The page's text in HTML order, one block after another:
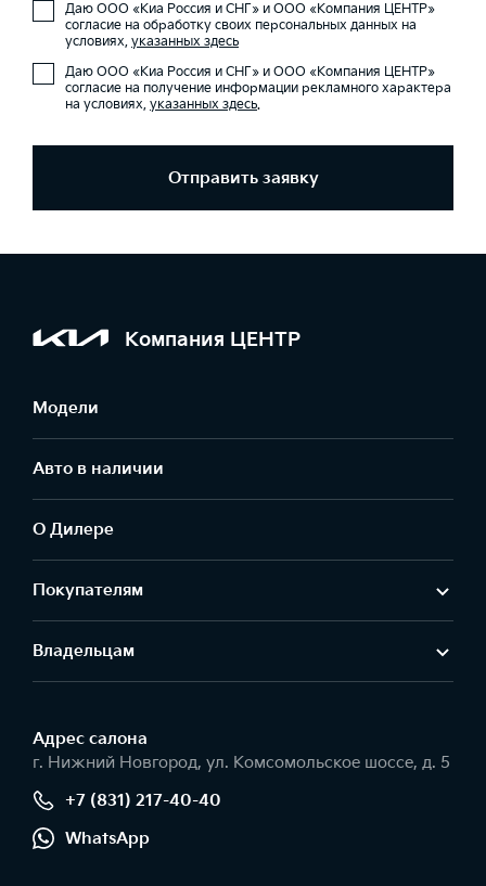
Даю ООО «Киа Россия и СНГ» и ООО «Компания ЦЕНТР»
согласие на обработку своих персональных данных на
условиях, указанных здесь
Даю ООО «Киа Россия и СНГ» и ООО «Компания ЦЕНТР»
согласие на получение информации рекламного характера
на условиях, указанных здесь.
Отправить заявку
Компания ЦЕНТР
Модели
Авто в наличии
О Дилере
Покупателям
Владельцам
Адрес салонa
г. Нижний Новгород, ул. Комсомольское шоссе, д. 5
+7 (831) 217-40-40
WhatsApp